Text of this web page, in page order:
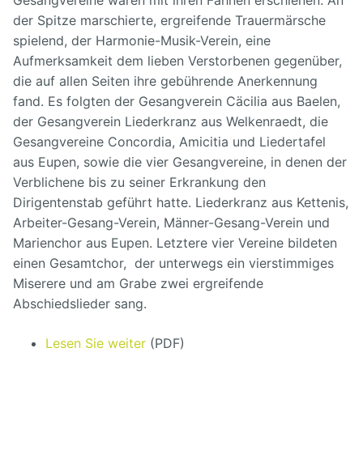
der Spitze marschierte, ergreifende Trauermärsche
spielend, der Harmonie-Musik-Verein, eine
Aufmerksamkeit dem lieben Verstorbenen gegenüber,
die auf allen Seiten ihre gebührende Anerkennung
fand. Es folgten der Gesangverein Cäcilia aus Baelen,
der Gesangverein Liederkranz aus Welkenraedt, die
Gesangvereine Concordia, Amicitia und Liedertafel
aus Eupen, sowie die vier Gesangvereine, in denen der
Verblichene bis zu seiner Erkrankung den
Dirigentenstab geführt hatte. Liederkranz aus Kettenis,
Arbeiter-Gesang-Verein, Männer-Gesang-Verein und
Marienchor aus Eupen. Letztere vier Vereine bildeten
einen Gesamtchor, der unterwegs ein vierstimmiges
Miserere und am Grabe zwei ergreifende
Abschiedslieder sang.
Lesen Sie weiter (PDF)